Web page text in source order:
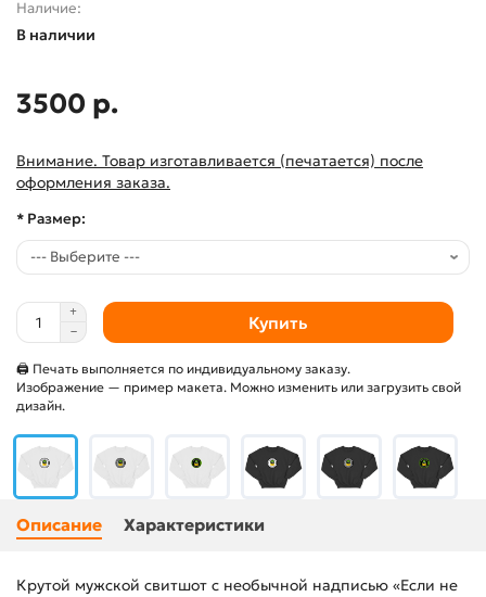
Наличие:
В наличии
3500 р.
Внимание. Товар изготавливается (печатается) после
оформления заказа.
* Размер:
Купить
🖨 Печать выполняется по индивидуальному заказу.
Изображение — пример макета. Можно изменить или загрузить свой
дизайн.
Описание Характеристики
Крутой мужской свитшот с необычной надписью «Если не